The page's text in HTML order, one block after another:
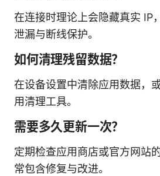
在连接时理论上会隐藏真实 IP
泄漏与断线保护。
如何清理残留数据？
在设备设置中清除应用数据，
用清理工具。
需要多久更新一次？
定期检查应用商店或官方网站
常包含修复与改进。